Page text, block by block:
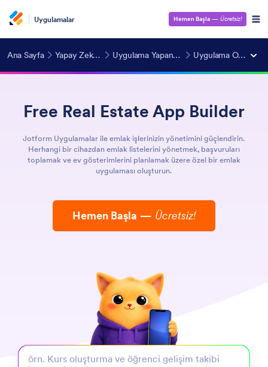
Uygulamalar Hemen Başla — Ücretsiz!
Ana Sayfa Yapay Zeka Araçları Uygulama Yapan Yapay Zeka Uygulama Oluşturucular
Free Real Estate App Builder
Jotform Uygulamalar ile emlak işlerinizin yönetimini güçlendirin.
Herhangi bir cihazdan emlak listelerini yönetmek, başvuruları
toplamak ve ev gösterimlerini planlamak üzere özel bir emlak
uygulaması oluşturun.
Hemen Başla — Ücretsiz!